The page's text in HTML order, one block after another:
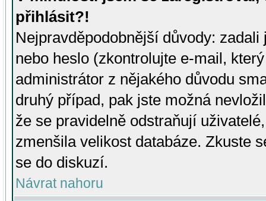
přihlásit?!
Nejpravděpodobnější důvody:
nebo heslo (zkontrolujte e-mail,
administrátor z nějakého důvodu
druhý případ, pak jste možná
že se pravidelně odstraňují
zmenšila velikost databáze. Zkuste
se do diskuzí.
Návrat nahoru